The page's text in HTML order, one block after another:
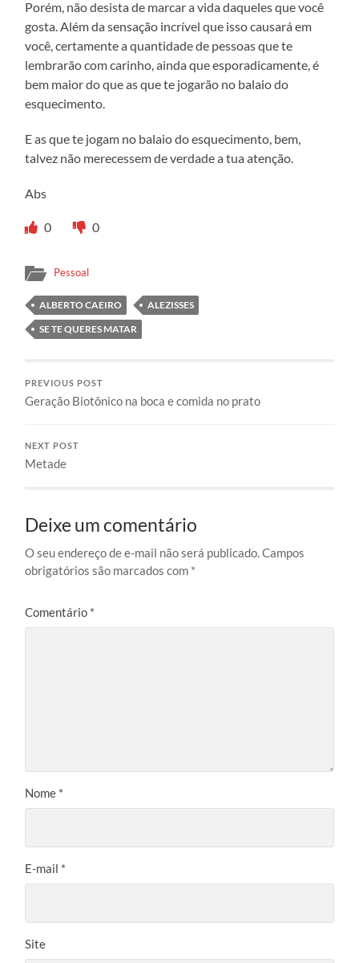
Porém, não desista de marcar a vida daqueles que você
gosta. Além da sensação incrível que isso causará em
você, certamente a quantidade de pessoas que te
lembrarão com carinho, ainda que esporadicamente, é
bem maior do que as que te jogarão no balaio do
esquecimento.
E as que te jogam no balaio do esquecimento, bem,
talvez não merecessem de verdade a tua atenção.
Abs
0 0
Pessoal
ALBERTO CAEIRO
ALEZISSES
SE TE QUERES MATAR
PREVIOUS POST
Geração Biotônico na boca e comida no prato
NEXT POST
Metade
Deixe um comentário
O seu endereço de e-mail não será publicado.Campos
obrigatórios são marcados com *
Comentário *
Nome *
E-mail *
Site